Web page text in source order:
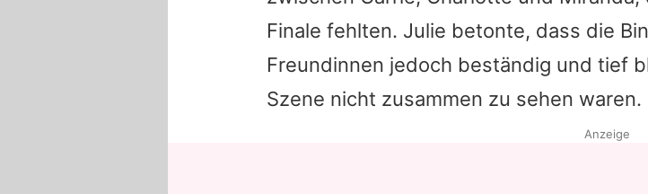
Finale fehlten. Julie betonte, dass die
Freundinnen jedoch beständig und tief
Szene nicht zusammen zu sehen waren.
Anzeige